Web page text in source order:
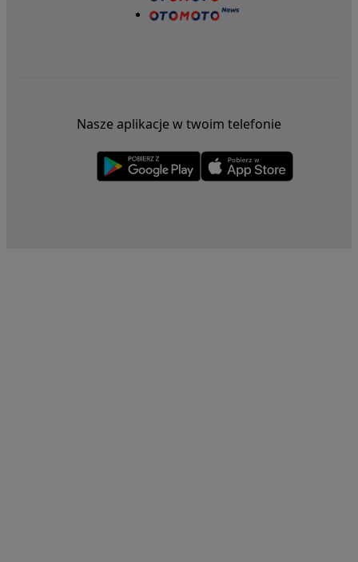
Nasze aplikacje w twoim telefonie